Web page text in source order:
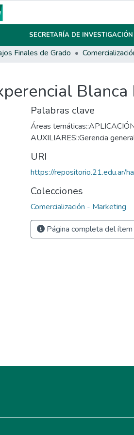
SECRETARÍA DE INVESTIGACIÓN
Finales de Grado
Blanca
Palabras clave
Áreas
AUXILIARES::Gerencia
URI
https://repositorio.21.edu.ar/
Colecciones
Comercialización - Marketing
Página completa del ítem